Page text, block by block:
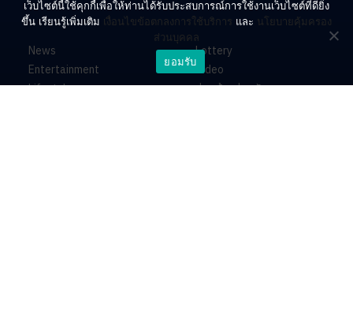
News
Entertainment
Lifestyle
Lottery
Video
ร่วมด้วยช่วยกัน
เว็บไซต์นี้ใช้คุกกี้เพื่อให้ท่านได้รับประสบการณ์การใช้งานเว็บไซต์ที่ดียิ่ง
ขึ้น เรียนรู้เพิ่มเติม เงื่อนไขข้อตกลงการใช้บริการ และ นโยบายคุ้มครอง
ส่วนบุคคล
ยอมรับ